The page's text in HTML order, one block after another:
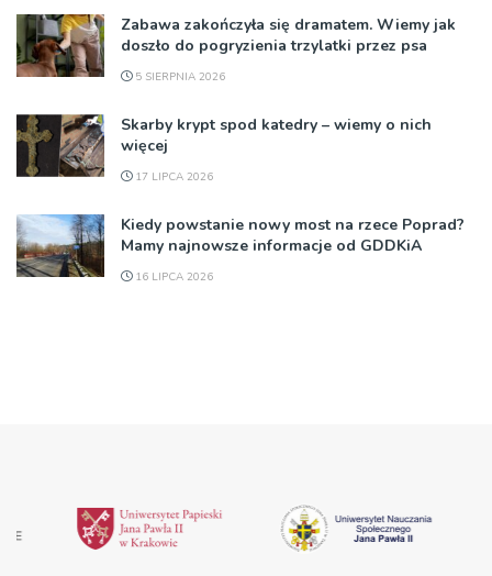
Zabawa zakończyła się dramatem. Wiemy jak
doszło do pogryzienia trzylatki przez psa
5 SIERPNIA 2026
Skarby krypt spod katedry – wiemy o nich
więcej
17 LIPCA 2026
Kiedy powstanie nowy most na rzece Poprad?
Mamy najnowsze informacje od GDDKiA
16 LIPCA 2026